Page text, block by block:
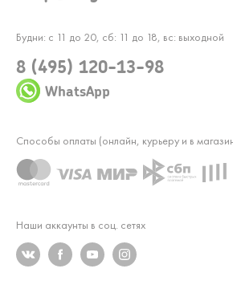
Будни: с 11 до 20, сб: 11 до 18, вс: выходной
8 (495) 120-13-98
WhatsApp
Наши аккаунты в соц. сетях
Способы оплаты (онлайн, курьеру и в